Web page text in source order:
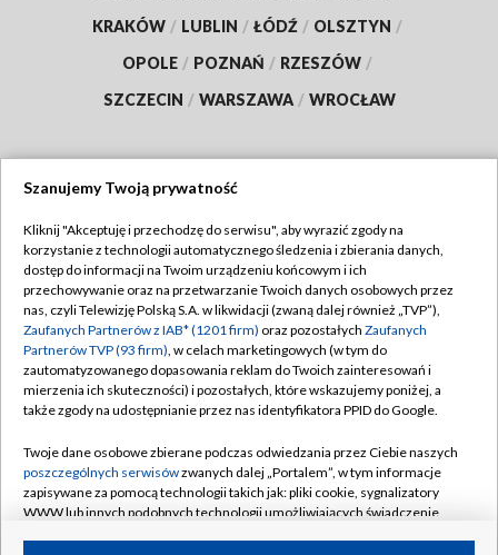
KRAKÓW / LUBLIN / ŁÓDŹ / OLSZTYN /
OPOLE / POZNAŃ / RZESZÓW /
SZCZECIN / WARSZAWA / WROCŁAW
TVP
Abonament TVP
Emisja w TVP
Centrum informacji TVP
Naziemna Telewizja Cyfrowa
Rada Programowa
System NOS
Informacje o nadawcy
Regulamin TVP
Polityka prywatności
Moje zgody
Pomoc
Kontakt
Kanały
Szanujemy Twoją prywatność
Kliknij "Akceptuję i przechodzę do serwisu", aby wyrazić zgody na
korzystanie z technologii automatycznego śledzenia i zbierania danych,
dostęp do informacji na Twoim urządzeniu końcowym i ich
przechowywanie oraz na przetwarzanie Twoich danych osobowych przez
nas, czyli Telewizję Polską S.A. w likwidacji (zwaną dalej również „TVP”),
Zaufanych Partnerów z IAB* (1201 firm) oraz pozostałych Zaufanych
Partnerów TVP (93 firm), w celach marketingowych (w tym do
zautomatyzowanego dopasowania reklam do Twoich zainteresowań i
mierzenia ich skuteczności) i pozostałych, które wskazujemy poniżej, a
także zgody na udostępnianie przez nas identyfikatora PPID do Google.
Twoje dane osobowe zbierane podczas odwiedzania przez Ciebie naszych
poszczególnych serwisówzwanych dalej „Portalem”, w tym informacje
zapisywane za pomocą technologii takich jak: pliki cookie, sygnalizatory
WWW lub innych podobnych technologii umożliwiających świadczenie